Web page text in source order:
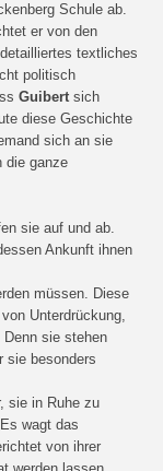
Schule ab.
er von den
textliches
politisch
Guibertsich
diese Geschichte
sich an sie
die ganze
sie auf und ab.
Ankunft ihnen
müssen. Diese
Unterdrückung,
sie stehen
sie besonders
sie in Ruhe zu
wagt das
von ihrer